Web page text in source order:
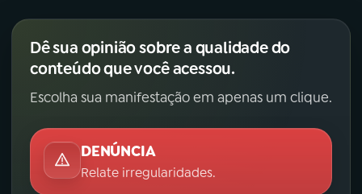
Dê sua opinião sobre a qualidade do
conteúdo que você acessou.
Escolha sua manifestação em apenas um clique.
DENÚNCIA
Relate irregularidades.